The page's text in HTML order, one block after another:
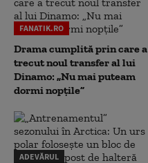
FANATIK.RO
Drama cumplită prin care a
trecut noul transfer al lui
Dinamo: „Nu mai puteam
dormi nopțile”
ADEVĂRUL